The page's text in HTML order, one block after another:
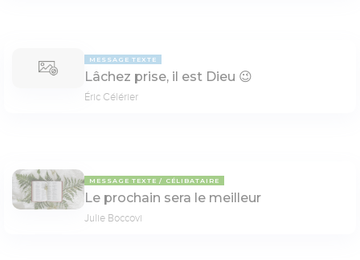
MESSAGE TEXTE
Lâchez prise, il est Dieu 😉
Éric Célérier
MESSAGE TEXTE CÉLIBATAIRE
Le prochain sera le meilleur
Julie Boccovi